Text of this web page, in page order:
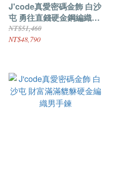
J'code真愛密碼金飾 白沙
屯 勇往直錢硬金鋼編織男
手鍊
NT$51,460
NT$48,790